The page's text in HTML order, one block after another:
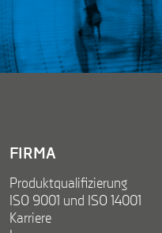
e
n
t
*
FIRMA
Produktqualifizierung
ISO 9001 und ISO 14001
Karriere